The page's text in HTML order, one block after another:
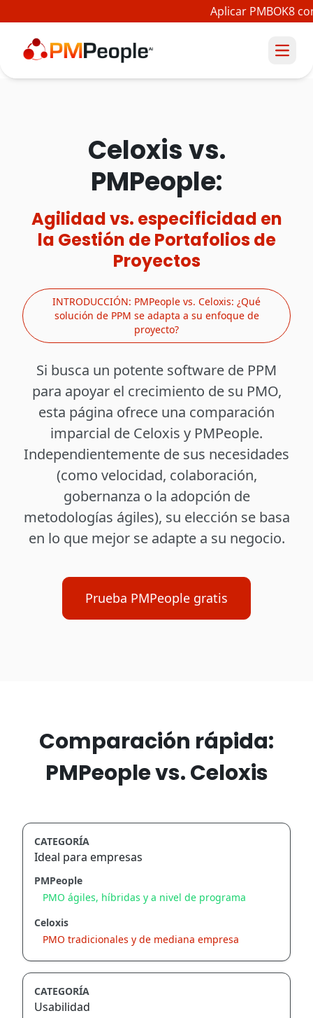
Aplicar PMBOK8
Celoxis vs.
PMPeople:
Agilidad vs. especificidad en
la Gestión de Portafolios de
Proyectos
INTRODUCCIÓN: PMPeople vs. Celoxis: ¿Qué
solución de PPM se adapta a su enfoque de
proyecto?
Si busca un potente software de PPM
para apoyar el crecimiento de su PMO,
esta página ofrece una comparación
imparcial de Celoxis y PMPeople.
Independientemente de sus necesidades
(como velocidad, colaboración,
gobernanza o la adopción de
metodologías ágiles), su elección se basa
en lo que mejor se adapte a su negocio.
Prueba PMPeople gratis
Comparación rápida:
PMPeople vs. Celoxis
CATEGORÍA
Ideal para empresas
PMPeople
PMO ágiles, híbridas y a nivel de programa
Celoxis
PMO tradicionales y de mediana empresa
CATEGORÍA
Usabilidad